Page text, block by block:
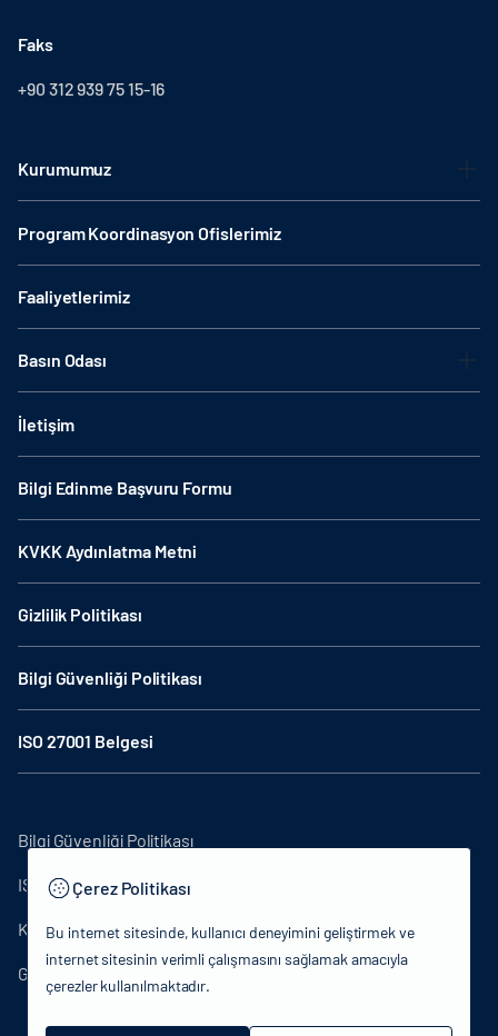
Faks
+90 312 939 75 15-16
Kurumumuz
Program Koordinasyon Ofislerimiz
Faaliyetlerimiz
Basın Odası
İletişim
Bilgi Edinme Başvuru Formu
KVKK Aydınlatma Metni
Gizlilik Politikası
Bilgi Güvenliği Politikası
ISO 27001 Belgesi
Bilgi Güvenliği Politikası
ISO27001
KVKK Aydınlatma Metni
Gizlilik Politikası
Çerez Politikası
Bu internet sitesinde, kullanıcı deneyimini geliştirmek ve
internet sitesinin verimli çalışmasını sağlamak amacıyla
çerezler kullanılmaktadır.